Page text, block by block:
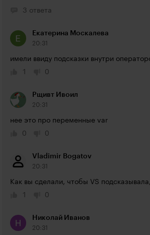
3 ответа
Екатерина Москалева
20:31
имели ввиду подсказки внутри
1
0
Рщивт Ивоил
20:31
нее это про переменные var
0
0
Vladimir Bogatov
20:31
Как вы сделали, чтобы VS
1
0
Николай Иванов
20:31